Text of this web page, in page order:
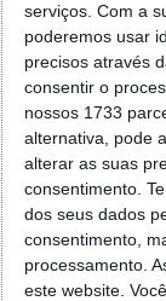
serviços. Com a
poderemos usar
precisos através
consentir o
nossos 1733
alternativa, pode
alterar as suas
consentimento.
dos seus dados
consentimento,
processamento.
este website.
Vitor
ser
tá
Olá ,
para
estou a